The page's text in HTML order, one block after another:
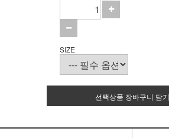
SIZE
선택상품 장바구니 담기